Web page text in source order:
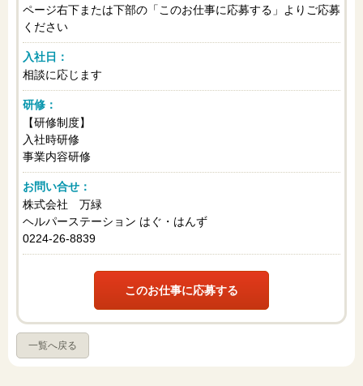
ページ右下または下部の「このお仕事に応募する」よりご応募
ください
入社日：
相談に応じます
研修：
【研修制度】
入社時研修
事業内容研修
お問い合せ：
株式会社 万緑
ヘルパーステーション はぐ・はんず
0224-26-8839
このお仕事に応募する
一覧へ戻る